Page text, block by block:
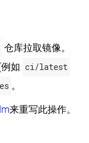
仓库拉取镜像。
如 ci/latest
。
来重写此操作。